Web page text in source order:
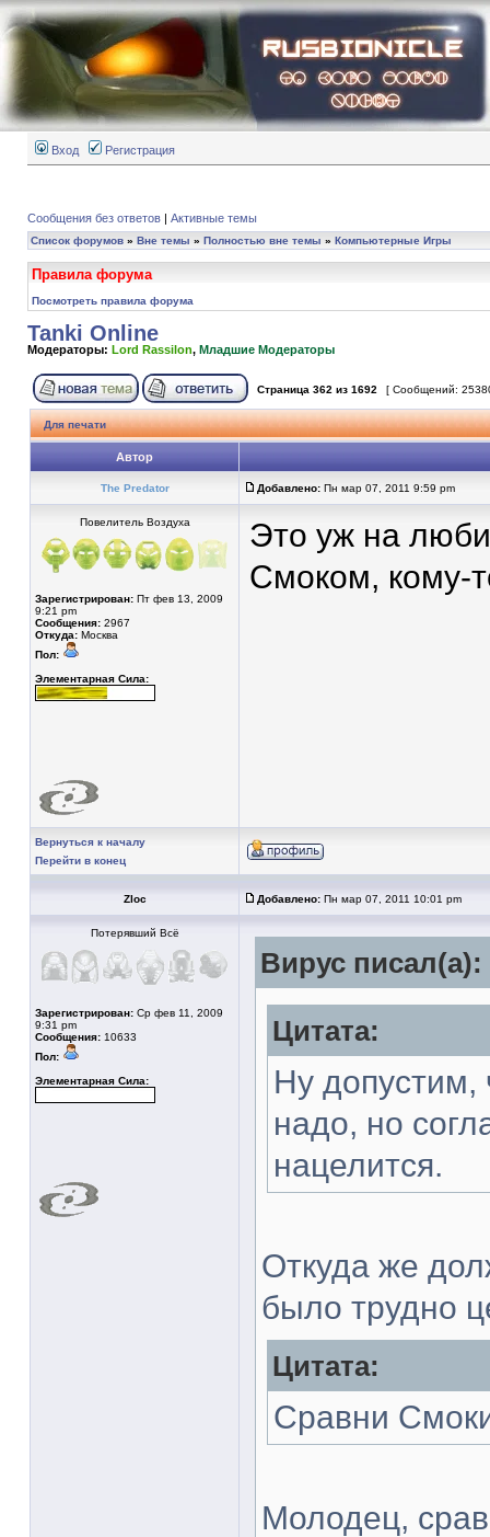
Вход Регистрация
Сообщения без ответов | Активные темы
Список форумов » Вне темы » Полностью вне темы » Компьютерные Игры
Правила форума
Посмотреть правила форума
Tanki Online
Модераторы: Lord Rassilon, Младшие Модераторы
Страница 362 из 1692 [ Сообщений:
Для печати
Автор
The Predator Добавлено: Пн мар 07, 2011 9:59 pm
Повелитель Воздуха
Зарегистрирован: Пт фев 13, 2009
9:21 pm
Сообщения: 2967
Откуда: Москва
Пол:
Элементарная Сила:
Это уж на
Смоком, кому-
Вернуться к началу
Перейти в конец
Zloc Добавлено: Пн мар 07, 2011 10:01 pm
Потерявший Всё
Зарегистрирован: Ср фев 11, 2009
9:31 pm
Сообщения: 10633
Пол:
Элементарная Сила:
Вирус писал(а):
Цитата:
Ну допустим,
надо, но
нацелится.
Откуда же
было трудно
Цитата:
Сравни
Молодец,